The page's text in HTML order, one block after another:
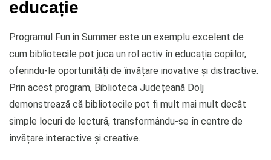
educație
Programul Fun in Summer este un exemplu excelent de
cum bibliotecile pot juca un rol activ în educația copiilor,
oferindu-le oportunități de învățare inovative și distractive.
Prin acest program, Biblioteca Județeană Dolj
demonstrează că bibliotecile pot fi mult mai mult decât
simple locuri de lectură, transformându-se în centre de
învățare interactive și creative.